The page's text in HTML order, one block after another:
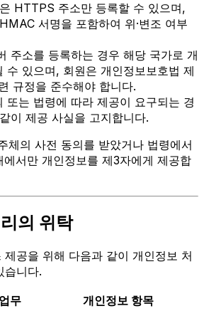
HTTPS 주소만 등록할 수 있으며,
서명을 포함하여 위·변조 여부
주소를 등록하는 경우 해당 국가로 개
수 있으며, 회원은 개인정보보호법 제
규정을 준수해야 합니다.
또는 법령에 따라 제공이 요구되는 경
이 제공 사실을 고지합니다.
체의 사전 동의를 받았거나 법령에서
에서만 개인정보를 제3자에게 제공합
의 위탁
공을 위해 다음과 같이 개인정보 처
습니다.
무 개인정보 항목